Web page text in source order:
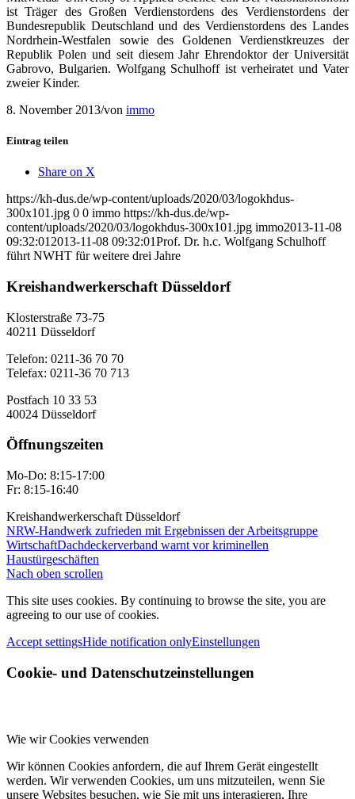
ist Träger des Großen Verdienstordens des Verdienstordens der
Bundesrepublik Deutschland und des Verdienstordens des Landes
Nordrhein-Westfalen sowie des Goldenen Verdienstkreuzes der
Republik Polen und seit diesem Jahr Ehrendoktor der Universität
Gabrovo, Bulgarien. Wolfgang Schulhoff ist verheiratet und Vater
zweier Kinder.
8. November 2013/von immo
Eintrag teilen
Share on X
https://kh-dus.de/wp-content/uploads/2020/03/logokhdus-
300x101.jpg 0 0 immo https://kh-dus.de/wp-
content/uploads/2020/03/logokhdus-300x101.jpg immo2013-11-08
09:32:01 2013-11-08 09:32:01Prof. Dr. h.c. Wolfgang Schulhoff
führt NWHT für weitere drei Jahre
Kreishandwerkerschaft Düsseldorf
Klosterstraße 73-75
40211 Düsseldorf
Telefon: 0211-36 70 70
Telefax: 0211-36 70 713
Postfach 10 33 53
40024 Düsseldorf
Öffnungszeiten
Mo-Do: 8:15-17:00
Fr: 8:15-16:40
Kreishandwerkerschaft Düsseldorf
NRW-Handwerk zufrieden mit Ergebnissen der Arbeitsgruppe
WirtschaftDachdeckerverband warnt vor kriminellen
Haustürgeschäften
Nach oben scrollen
This site uses cookies. By continuing to browse the site, you are
agreeing to our use of cookies.
Accept settingsHide notification onlyEinstellungen
Cookie- und Datenschutzeinstellungen
Wie wir Cookies verwenden
Wir können Cookies anfordern, die auf Ihrem Gerät eingestellt
werden. Wir verwenden Cookies, um uns mitzuteilen, wenn Sie
unsere Websites besuchen, wie Sie mit uns interagieren, Ihre